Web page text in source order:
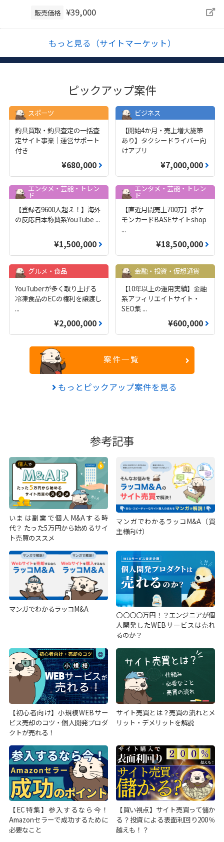
販売価格 ¥39,000
もっと見る（サイトマーケット）
ピックアップ案件
スポーツ
釣具買取・釣具査定の一括査
定サイト事業｜運営サポート
付き
¥680,000
ビジネス
【開始4か月・売上増大施策
あり】タクシードライバー向
けアプリ
¥7,000,000
エンタメ・芸能・トレン
ド
【登録者9600人超え！】海外
の反応日本称賛系YouTube ...
¥1,500,000
エンタメ・芸能・トレン
ド
【直近月間売上700万】ポケ
モンカードBASEサイトshop
...
¥18,500,000
グルメ・食品
YouTuberが多く取り上げる
冷凍食品のECの権利を譲渡し
...
¥2,000,000
金融・投資・仮想通貨
【10年以上の運用実績】金融
系アフィリエイトサイト・
SEO集 ...
¥600,000
案件一覧
もっとピックアップ案件を見る
参考記事
いまは副業で個人M&Aする時
代？ たった5万円から始めるサイ
ト売買のススメ
マンガでわかるラッコM&A（買
主様向け）
マンガでわかるラッコM&A
〇〇〇〇万円！？エンジニアが個
人開発したWEBサービスは売れ
るのか？
【初心者向け】小規模WEBサー
ビス売却のコツ・個人開発プロダ
クトが売れる！
サイト売買とは？売買の流れとメ
リット・デメリットを解説
【EC特集】参入するなら今！
Amazonセラーで成功するために
必要なこと
【買い視点】サイト売買って儲か
る？投資による表面利回り200％
越えも！？